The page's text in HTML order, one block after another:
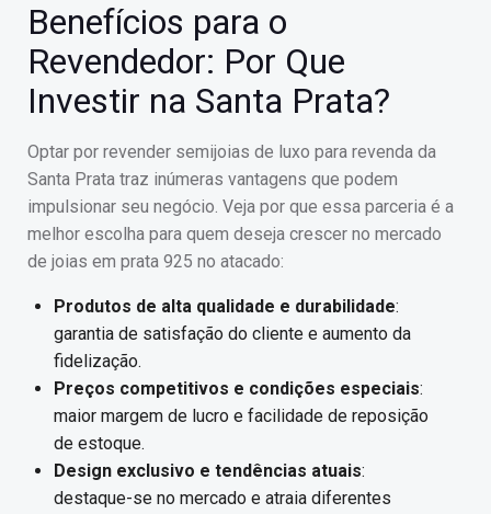
Benefícios para o
Revendedor: Por Que
Investir na Santa Prata?
Optar por revender semijoias de luxo para revenda da
Santa Prata traz inúmeras vantagens que podem
impulsionar seu negócio. Veja por que essa parceria é a
melhor escolha para quem deseja crescer no mercado
de joias em prata 925 no atacado:
Produtos de alta qualidade e durabilidade:
garantia de satisfação do cliente e aumento da
fidelização.
Preços competitivos e condições especiais:
maior margem de lucro e facilidade de reposição
de estoque.
Design exclusivo e tendências atuais:
destaque-se no mercado e atraia diferentes